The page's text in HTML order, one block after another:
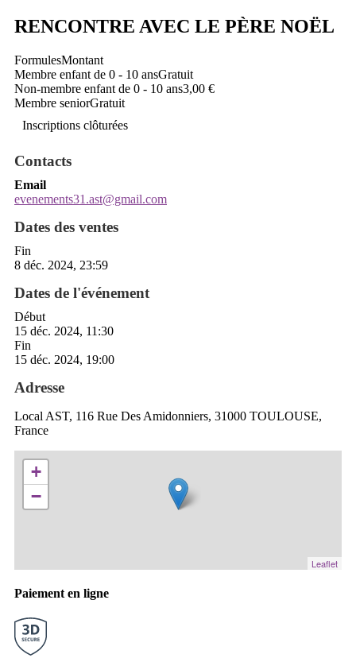
RENCONTRE AVEC LE PÈRE NOËL
FormulesMontant
Membre enfant de 0 - 10 ansGratuit
Non-membre enfant de 0 - 10 ans3,00 €
Membre seniorGratuit
Inscriptions clôturées
Contacts
Email
evenements31.ast@gmail.com
Dates des ventes
Fin
8 déc. 2024, 23:59
Dates de l'événement
Début
15 déc. 2024, 11:30
Fin
15 déc. 2024, 19:00
Adresse
Local AST, 116 Rue Des Amidonniers, 31000 TOULOUSE,
France
+
−
Leaflet
Paiement en ligne